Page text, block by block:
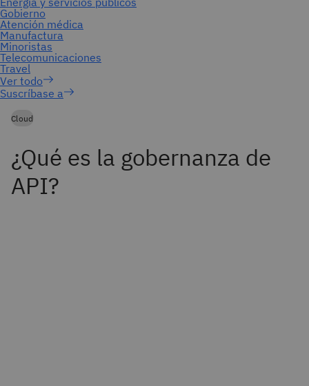
Suscríbase a
Cloud
¿Qué es la gobernanza de
API?